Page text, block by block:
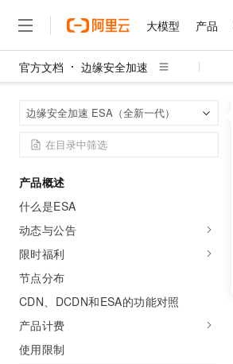
大模型 产品
官方文档 边缘安全加速
边缘安全加速 ESA（全新一代）
产品概述
什么是ESA
动态与公告
限时福利
节点分布
CDN、DCDN和ESA的功能对照
产品计费
使用限制
大模型
产品
精选产品
人工智能与机器学习
容器
存储
网络与CDN
解决方案
精选解决方案
AI
大数据
现代化应用
权益
定价
云市场
伙伴
服务
了解阿里云